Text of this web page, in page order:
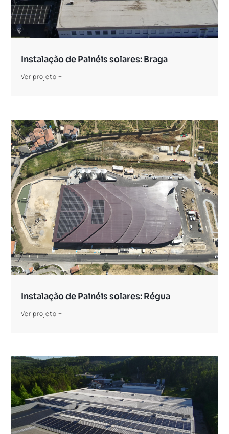
Instalação de Painéis solares: Braga
Ver projeto +
Instalação de Painéis solares: Régua
Ver projeto +